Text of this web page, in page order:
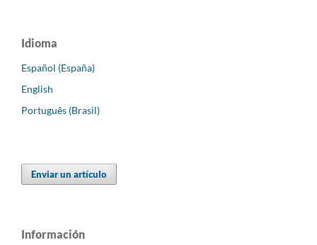
Idioma
Español (España)
English
Português (Brasil)
Enviar un artículo
Información